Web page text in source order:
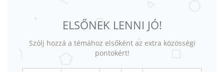
ELSŐNEK LENNI JÓ!
Szólj hozzá a témához elsőként az extra közösségi
pontokért!